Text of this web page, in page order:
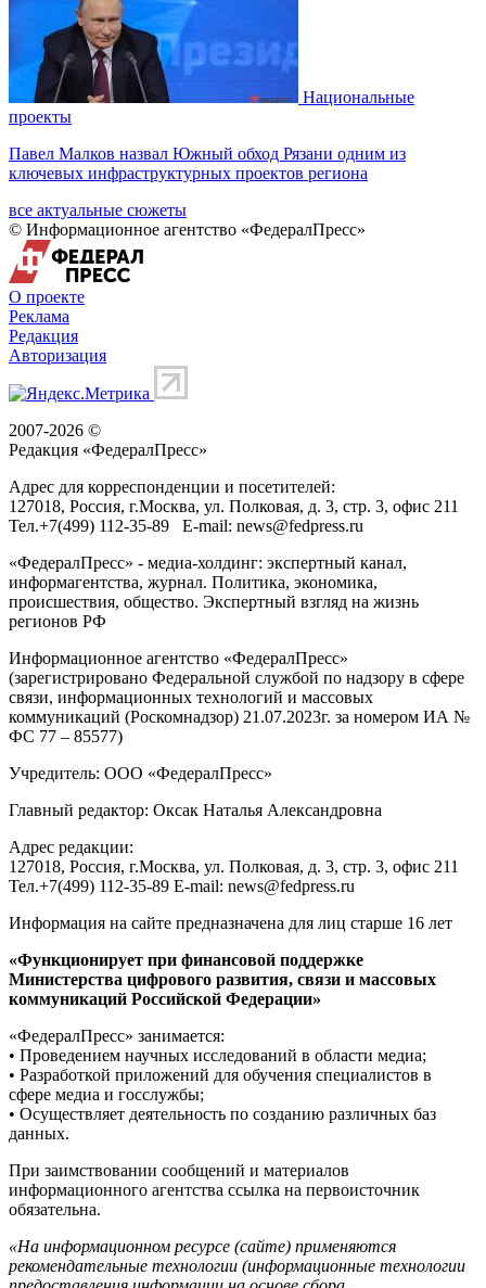
Национальные
проекты
Павел Малков назвал Южный обход Рязани одним из
ключевых инфраструктурных проектов региона
все актуальные сюжеты
© Информационное агентство «ФедералПресс»
О проекте
Реклама
Редакция
Авторизация
2007-2026 ©
Редакция «ФедералПресс»
Адрес для корреспонденции и посетителей:
127018, Россия, г.Москва, ул. Полковая, д. 3, стр. 3, офис 211
Тел.+7(499) 112-35-89 E-mail: news@fedpress.ru
«ФедералПресс» - медиа-холдинг: экспертный канал,
информагентства, журнал. Политика, экономика,
происшествия, общество. Экспертный взгляд на жизнь
регионов РФ
Информационное агентство «ФедералПресс»
(зарегистрировано Федеральной службой по надзору в сфере
связи, информационных технологий и массовых
коммуникаций (Роскомнадзор) 21.07.2023г. за номером ИА №
ФС 77 – 85577)
Учредитель: ООО «ФедералПресс»
Главный редактор: Оксак Наталья Александровна
Адрес редакции:
127018, Россия, г.Москва, ул. Полковая, д. 3, стр. 3, офис 211
Тел.+7(499) 112-35-89 E-mail: news@fedpress.ru
Информация на сайте предназначена для лиц старше 16 лет
«Функционирует при финансовой поддержке
Министерства цифрового развития, связи и массовых
коммуникаций Российской Федерации»
«ФедералПресс» занимается:
• Проведением научных исследований в области медиа;
• Разработкой приложений для обучения специалистов в
сфере медиа и госслужбы;
• Осуществляет деятельность по созданию различных баз
данных.
При заимствовании сообщений и материалов
информационного агентства ссылка на первоисточник
обязательна.
«На информационном ресурсе (сайте) применяются
рекомендательные технологии (информационные технологии